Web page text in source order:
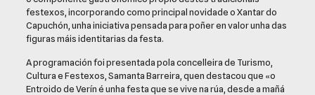
festexos, incorporando como principal novidade o Xantar do
Capuchón, unha iniciativa pensada para poñer en valor unha das
figuras máis identitarias da festa.
A programación foi presentada pola concelleira de Turismo,
Cultura e Festexos, Samanta Barreira, quen destacou que «o
Entroido de Verín é unha festa que se vive na rúa, desde a mañá